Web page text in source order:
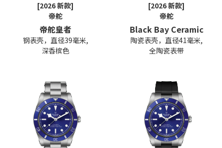
[2026 新款]
帝舵
帝舵皇者
钢表壳，直径39毫米,
深香槟色
[2026 新款]
帝舵
Black Bay Ceramic
陶瓷表壳，直径41毫米,
全陶瓷表带